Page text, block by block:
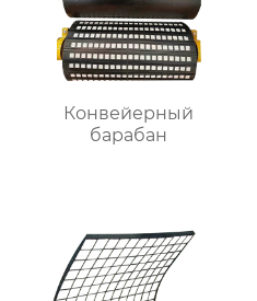
Конвейерный
барабан